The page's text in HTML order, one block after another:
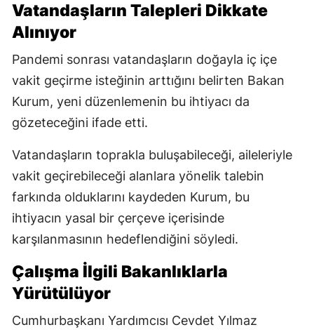
Vatandaşların Talepleri Dikkate
Alınıyor
Pandemi sonrası vatandaşların doğayla iç içe
vakit geçirme isteğinin arttığını belirten Bakan
Kurum, yeni düzenlemenin bu ihtiyacı da
gözeteceğini ifade etti.
Vatandaşların toprakla buluşabileceği, aileleriyle
vakit geçirebileceği alanlara yönelik talebin
farkında olduklarını kaydeden Kurum, bu
ihtiyacın yasal bir çerçeve içerisinde
karşılanmasının hedeflendiğini söyledi.
Çalışma İlgili Bakanlıklarla
Yürütülüyor
Cumhurbaşkanı Yardımcısı Cevdet Yılmaz